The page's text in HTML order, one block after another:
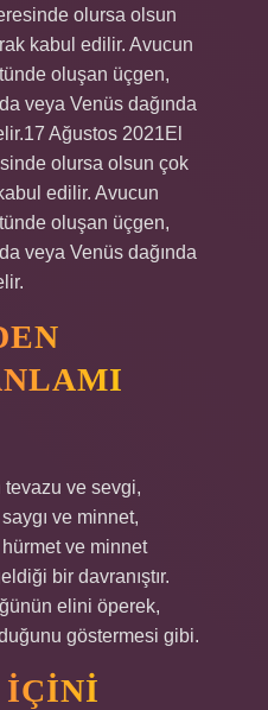
olursa olsun
kabul edilir. Avucun
oluşan üçgen,
veya Venüs dağında
Ağustos 2021El
olursa olsun çok
edilir. Avucun
oluşan üçgen,
veya Venüs dağında
tevazu ve sevgi,
ve minnet,
ve minnet
bir davranıştır.
elini öperek,
göstermesi gibi.
IÇINI